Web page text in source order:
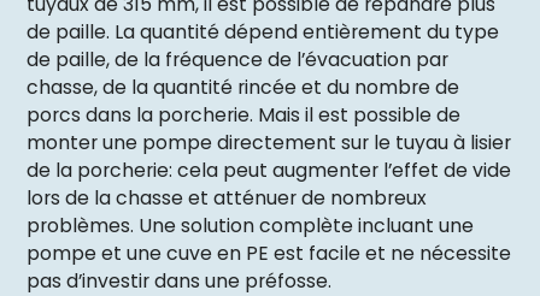
de paille. La quantité dépend entièrement du type
de paille, de la fréquence de l’évacuation par
chasse, de la quantité rincée et du nombre de
porcs dans la porcherie. Mais il est possible de
monter une pompe directement sur le tuyau à lisier
de la porcherie: cela peut augmenter l’effet de vide
lors de la chasse et atténuer de nombreux
problèmes. Une solution complète incluant une
pompe et une cuve en PE est facile et ne nécessite
pas d’investir dans une préfosse.